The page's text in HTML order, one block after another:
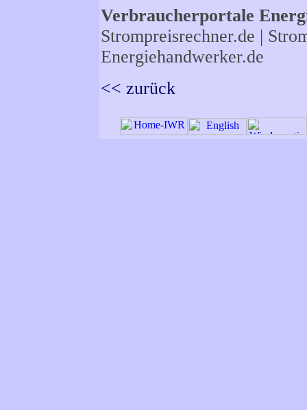
Verbraucherportale
Strompreisrechner.de |
Energiehandwerker.de
<< zurück